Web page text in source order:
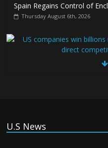
Spain Regains Control of
Thursday August 6th, 2026
US companies win billions
U.S News